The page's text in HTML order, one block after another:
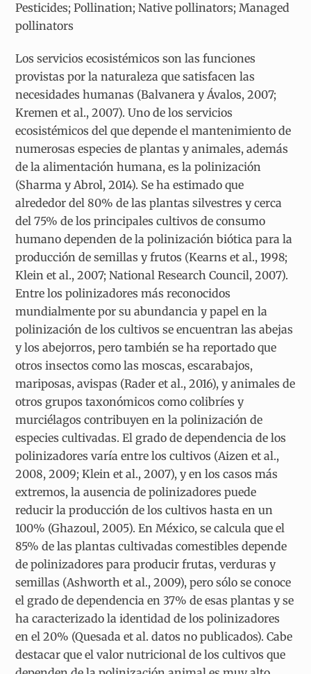
Pesticides; Pollination; Native pollinators; Managed
pollinators
Los servicios ecosistémicos son las funciones
provistas por la naturaleza que satisfacen las
necesidades humanas (Balvanera y Ávalos, 2007;
Kremen et al., 2007). Uno de los servicios
ecosistémicos del que depende el mantenimiento de
numerosas especies de plantas y animales, además
de la alimentación humana, es la polinización
(Sharma y Abrol, 2014). Se ha estimado que
alrededor del 80% de las plantas silvestres y cerca
del 75% de los principales cultivos de consumo
humano dependen de la polinización biótica para la
producción de semillas y frutos (Kearns et al., 1998;
Klein et al., 2007; National Research Council, 2007).
Entre los polinizadores más reconocidos
mundialmente por su abundancia y papel en la
polinización de los cultivos se encuentran las abejas
y los abejorros, pero también se ha reportado que
otros insectos como las moscas, escarabajos,
mariposas, avispas (Rader et al., 2016), y animales de
otros grupos taxonómicos como colibríes y
murciélagos contribuyen en la polinización de
especies cultivadas. El grado de dependencia de los
polinizadores varía entre los cultivos (Aizen et al.,
2008, 2009; Klein et al., 2007), y en los casos más
extremos, la ausencia de polinizadores puede
reducir la producción de los cultivos hasta en un
100% (Ghazoul, 2005). En México, se calcula que el
85% de las plantas cultivadas comestibles depende
de polinizadores para producir frutas, verduras y
semillas (Ashworth et al., 2009), pero sólo se conoce
el grado de dependencia en 37% de esas plantas y se
ha caracterizado la identidad de los polinizadores
en el 20% (Quesada et al. datos no publicados). Cabe
destacar que el valor nutricional de los cultivos que